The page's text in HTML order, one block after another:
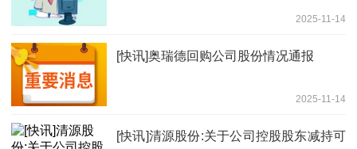
2025-11-14
[快讯]奥瑞德回购公司股份情况通报
2025-11-14
[快讯]清源股份:关于公司控股股东减持可